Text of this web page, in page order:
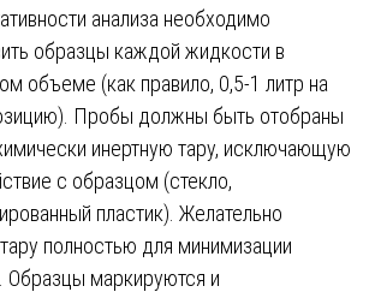
анализа необходимо
образцы каждой жидкости в
объеме (как правило, 0,5-1 литр на
Пробы должны быть отобраны
инертную тару, исключающую
с образцом (стекло,
пластик). Желательно
полностью для минимизации
Образцы маркируются и